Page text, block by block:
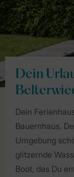
Dein
Dein
Bauernhaus.
Umgebung
glitzernde
Boot, das Du